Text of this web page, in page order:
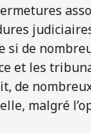
si de
et les
de
malgré